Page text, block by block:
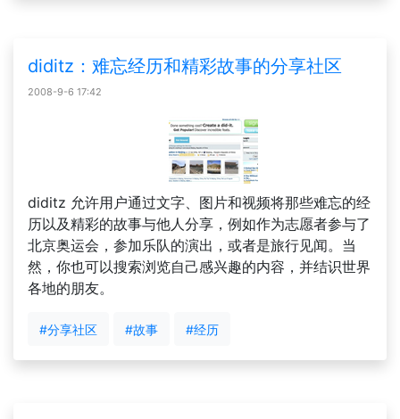
diditz：难忘经历和精彩故事的分享社区
2008-9-6 17:42
diditz 允许用户通过文字、图片和视频将那些难忘的经
历以及精彩的故事与他人分享，例如作为志愿者参与了
北京奥运会，参加乐队的演出，或者是旅行见闻。当
然，你也可以搜索浏览自己感兴趣的内容，并结识世界
各地的朋友。
#分享社区 #故事 #经历